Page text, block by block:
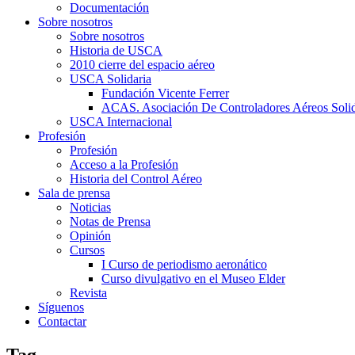
Documentación
Sobre nosotros
Sobre nosotros
Historia de USCA
2010 cierre del espacio aéreo
USCA Solidaria
Fundación Vicente Ferrer
ACAS. Asociación De Controladores Aéreos
USCA Internacional
Profesión
Profesión
Acceso a la Profesión
Historia del Control Aéreo
Sala de prensa
Noticias
Notas de Prensa
Opinión
Cursos
I Curso de periodismo aeronático
Curso divulgativo en el Museo Elder
Revista
Síguenos
Contactar